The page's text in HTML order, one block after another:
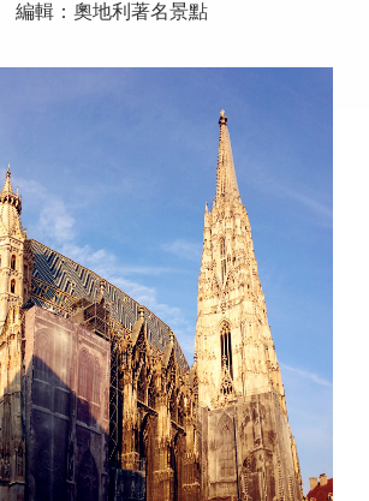
編輯：奧地利著名景點